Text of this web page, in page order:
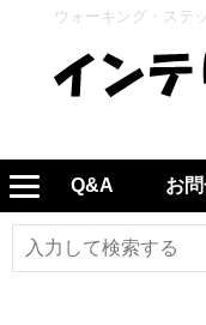
Q&A お